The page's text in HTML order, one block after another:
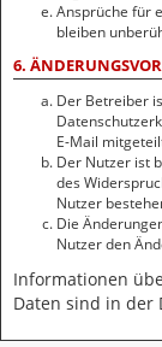
Ansprüche für
bleiben
6.
Der Betreiber
E-Mail
Der Nutzer ist
des
Nutzer
Die
Nutzer den
Informationen
Daten sind in der